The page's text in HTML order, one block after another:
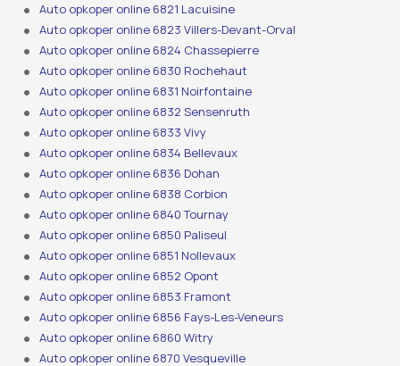
Auto opkoper online 6821 Lacuisine
Auto opkoper online 6823 Villers-Devant-Orval
Auto opkoper online 6824 Chassepierre
Auto opkoper online 6830 Rochehaut
Auto opkoper online 6831 Noirfontaine
Auto opkoper online 6832 Sensenruth
Auto opkoper online 6833 Vivy
Auto opkoper online 6834 Bellevaux
Auto opkoper online 6836 Dohan
Auto opkoper online 6838 Corbion
Auto opkoper online 6840 Tournay
Auto opkoper online 6850 Paliseul
Auto opkoper online 6851 Nollevaux
Auto opkoper online 6852 Opont
Auto opkoper online 6853 Framont
Auto opkoper online 6856 Fays-Les-Veneurs
Auto opkoper online 6860 Witry
Auto opkoper online 6870 Vesqueville